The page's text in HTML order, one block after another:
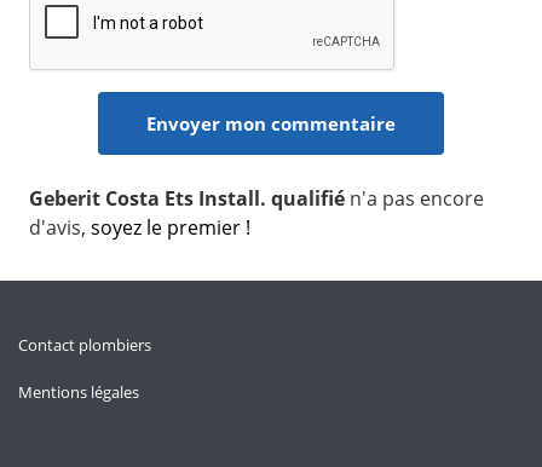
Geberit Costa Ets Install. qualifié n'a pas encore
d'avis, soyez le premier !
Contact plombiers
Mentions légales